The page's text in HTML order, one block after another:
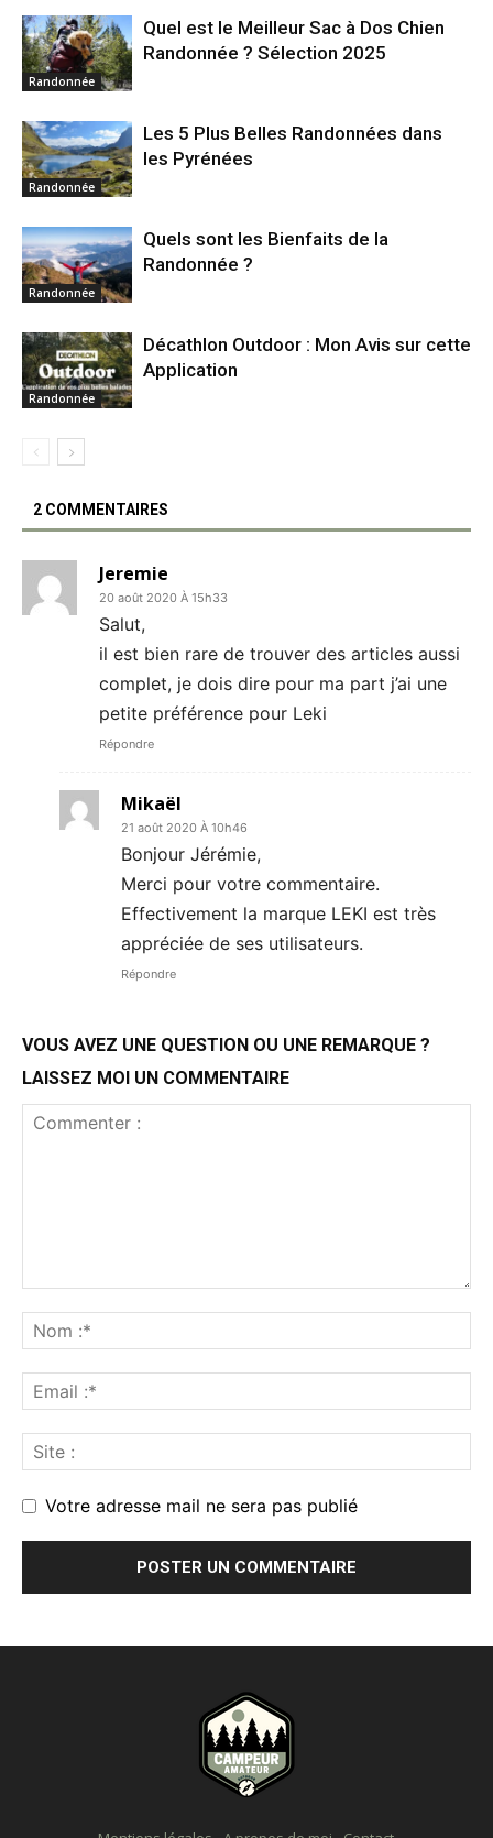
Randonnée
Quel est le Meilleur Sac à Dos Chien
Randonnée ? Sélection 2025
Randonnée
Les 5 Plus Belles Randonnées dans
les Pyrénées
Randonnée
Quels sont les Bienfaits de la
Randonnée ?
Randonnée
Décathlon Outdoor : Mon Avis sur cette
Application
2 COMMENTAIRES
Jeremie
20 août 2020 À 15h33
Salut,
il est bien rare de trouver des articles aussi
complet, je dois dire pour ma part j’ai une
petite préférence pour Leki
Répondre
Mikaël
21 août 2020 À 10h46
Bonjour Jérémie,
Merci pour votre commentaire.
Effectivement la marque LEKI est très
appréciée de ses utilisateurs.
Répondre
VOUS AVEZ UNE QUESTION OU UNE REMARQUE ?
LAISSEZ MOI UN COMMENTAIRE
Votre adresse mail ne sera pas publié